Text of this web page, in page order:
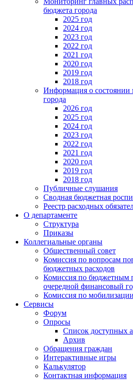
бюджета города
2025 год
2024 год
2023 год
2022 год
2021 год
2020 год
2019 год
2018 год
Информация о состоянии
города
2026 год
2025 год
2024 год
2023 год
2022 год
2021 год
2020 год
2019 год
2018 год
Публичные слушания
Сводная бюджетная
Реестр расходных
О департаменте
Структура
Приказы
Коллегиальные органы
Общественный совет
Комиссия по вопросам
бюджетных расходов
Комиссия по бюджетным
очередной финансовый
Комиссия по
Сервисы
Форум
Опросы
Список доступных
Архив
Обращения граждан
Интерактивные игры
Калькулятор
Контактная информация